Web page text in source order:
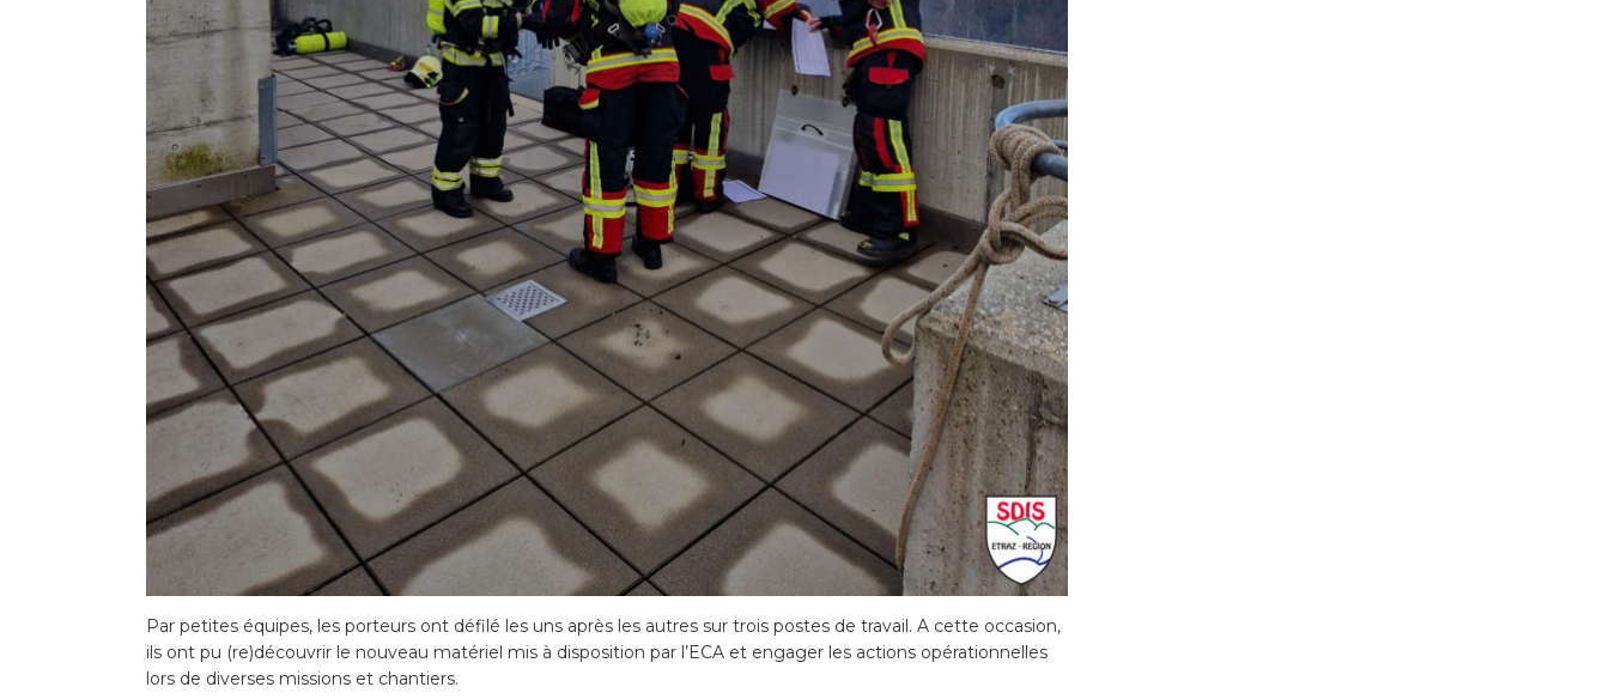
Par petites équipes, les porteurs ont défilé les uns après les autres sur trois postes de travail. A cette occasion,
ils ont pu (re)découvrir le nouveau matériel mis à disposition par l’ECA et engager les actions opérationnelles
lors de diverses missions et chantiers.